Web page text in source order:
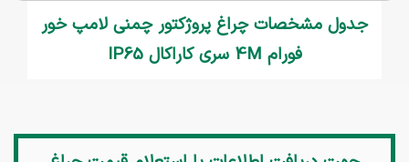
جدول مشخصات چراغ پروژکتور چمنی لامپ خور
فورام 4M سری کاراکال IP65